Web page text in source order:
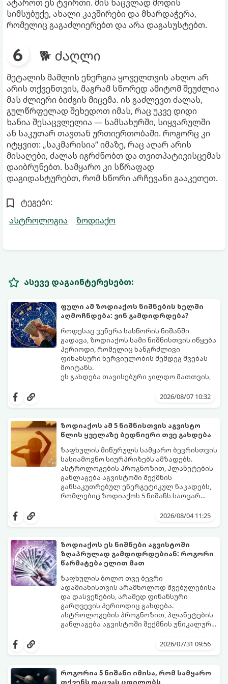
ატაროთ ეს ტვირთი. მის ნაცვლად მოდის
სიმსუბუქე, ახალი კავშირები და მხარდაჭერა,
რომელიც გაგაძლიერებთ და არა დაგასუსტებთ.
🐕 ძაღლი
მეტალის მამლის ენერგია ყოველთვის ახლო არ
არის თქვენთვის, მაგრამ სწორედ ამიტომ შეუძლია
მას ძლიერი ბიძგის მიცემა. ის გაძლევთ ძალას,
გულწრფელად შეხედოთ იმას, რაც უკვე დიდი
ხანია შესაცვლელია — სამსახურში, სიყვარულში
ან საკუთარ თავთან ურთიერთობაში. როგორც კი
იტყვით: „საკმარისია“ იმაზე, რაც აღარ არის
მისაღები, ძალას იგრძნობთ და თვითპატივისცემას
დაიბრუნებთ. სამყარო კი სწრაფად
დაგიდასტურებთ, რომ სწორი არჩევანი გააკეთეთ.
ტეგები:
ასტროლოგია
ზოდიაქო
ასევე დაგაინტერესებთ:
ფული ამ ზოდიაქოს ნიშნების ხელში
აღმოჩნდება: ვინ გამდიდრდება?
როდესაც ვენერა სასწორის ნიშანში
გადავა, ზოდიაქოს სამი ნიშნისთვის იწყება
პერიოდი, რომელიც ხანგრძლივი
ფინანსური ნერვიულობის შემდეგ შვებას
მოიტანს.
ეს გახდება თავისებური ჯილდო მათთვის,
იჩენდა და სირთულეების მიუხედავად წინ
სურვილების გადადებასა და ხარჯების
მკაცრ კონტროლს. თუმცა, ახლა სიტუაცია
თანდათან შეიცვლება.
პრობლემები, რომლებიც უსასრულო
გეგონათ, უკან დაიხევს, ამასთან ერთად კი
გაჩნდება მეტი ნდობა მომავლის მიმართ.
რთული პერიოდის შემდეგ ეს ნიშნები
შეძლებენ ამოისუნთქონ და დაინახონ
ახალი შესაძლებლობები.
2026/08/07 10:32
ზოდიაქოს ამ 5 ნიშნისთვის აგვისტო
წლის ყველაზე ბედნიერი თვე გახდება
ზაფხულის მიწურულს სამყარო ბევრისთვის
სასიამოვნო სიურპრიზებს ამზადებს.
ასტროლოგების პროგნოზით, პლანეტების
განლაგება აგვისტოში შექმნის
განსაკუთრებულ ენერგეტიკულ ნაკადებს,
რომლებიც ზოდიაქოს 5 ნიშანს საოცარ
ყველაზე ბედნიერი თვე აღმოჩნდება.
2026/08/04 11:25
ზოდიაქოს ეს ნიშნები აგვისტოში
ზღაპრულად გამდიდრდებიან: როგორი
წარმატება ელით მათ
ზაფხულის ბოლო თვე ბევრი
ადამიანისთვის არამხოლოდ შვებულებისა
და დასვენების, არამედ ფინანსური
გარღვევის პერიოდიც გახდება.
ასტროლოგების პროგნოზით, პლანეტების
განლაგება აგვისტოში შექმნის უნიკალურ
ზოდიაქოს 4 ნიშანს ფინანსური წარმატების
შორის, ვისაც აგვისტოში ფინანსური
2026/07/31 09:56
როგორია 5 ნიშანი იმისა, რომ სამყარო
თქვენს დაცვას ცდილობს